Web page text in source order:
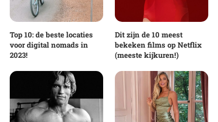
Top 10: de beste locaties
voor digital nomads in
2023!
Dit zijn de 10 meest
bekeken films op Netflix
(meeste kijkuren!)